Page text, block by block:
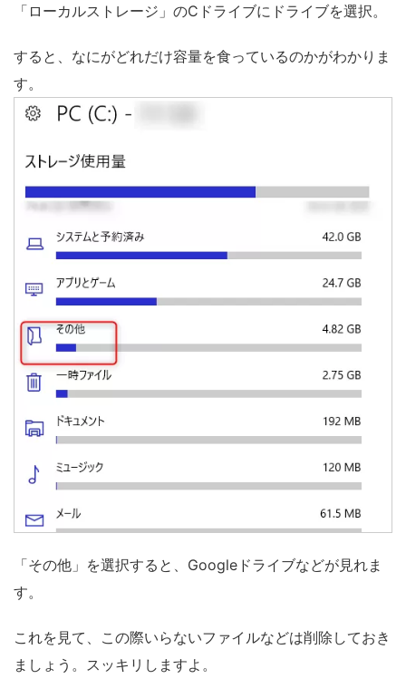
「ローカルストレージ」のCドライブにドライブを選択。
すると、なにがどれだけ容量を食っているのかがわかりま
す。
「その他」を選択すると、Googleドライブなどが見れま
す。
これを見て、この際いらないファイルなどは削除しておき
ましょう。スッキリしますよ。